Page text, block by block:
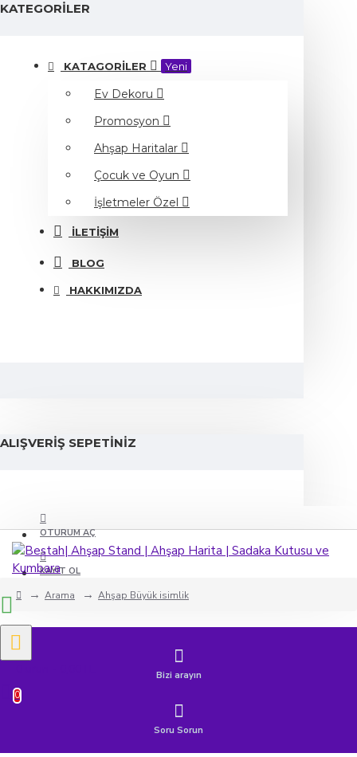
KATEGORILER
KATAGORILER Yeni
Ev Dekoru
Promosyon
Ahşap Haritalar
Çocuk ve Oyun
İşletmeler Özel
İLETIŞIM
BLOG
HAKKIMIZDA
ALIŞVERIŞ SEPETINIZ
OTURUM AÇ
KAYIT OL
0
Arama Ahşap Büyük isimlik
Bizi arayın
Soru Sorun